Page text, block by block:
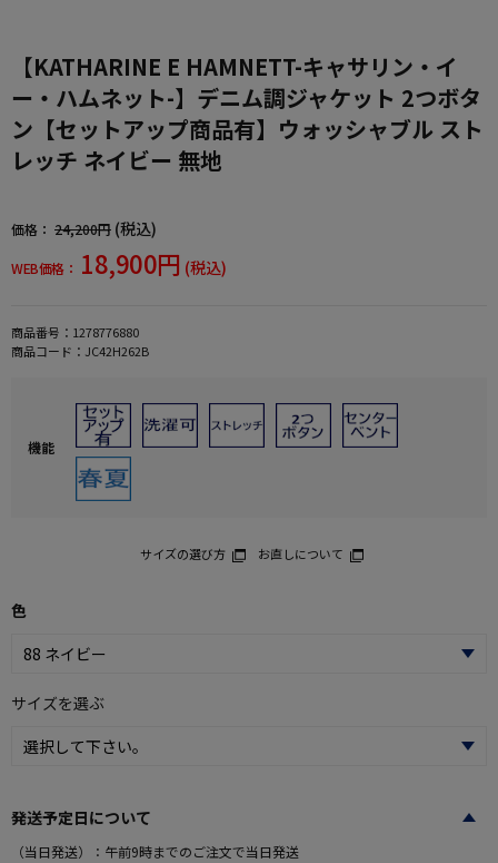
【KATHARINE E HAMNETT-キャサリン・イ
ー・ハムネット-】デニム調ジャケット 2つボタ
ン【セットアップ商品有】ウォッシャブル スト
レッチ ネイビー 無地
価格： 24,200円 (税込)
WEB価格： 18,900円 (税込)
商品番号： 1278776880
商品コード： JC42H262B
機能
サイズの選び方 お直しについて
色
サイズを選ぶ
発送予定日について
（当日発送）：午前9時までのご注文で当日発送